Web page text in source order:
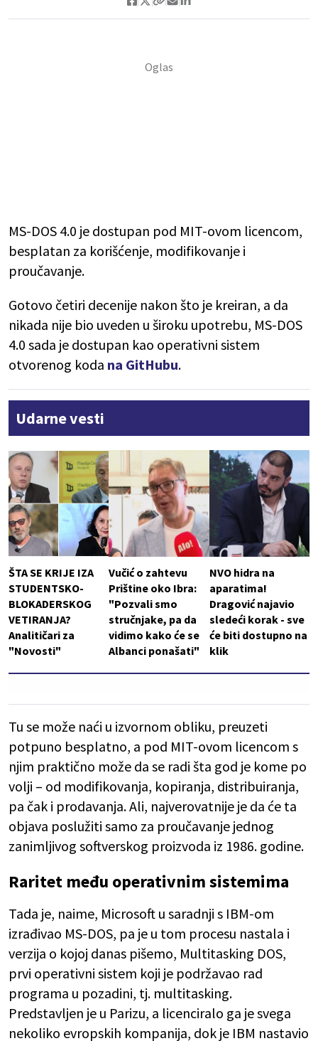
MS-DOS 4.0 je dostupan pod MIT-ovom licencom,
besplatan za korišćenje, modifikovanje i
proučavanje.
Gotovo četiri decenije nakon što je kreiran, a da
nikada nije bio uveden u široku upotrebu, MS-DOS
4.0 sada je dostupan kao operativni sistem
otvorenog koda na GitHubu.
Udarne vesti
ŠTA SE KRIJE IZA
STUDENTSKO-
BLOKADERSKOG
VETIRANJA?
Analitičari za
"Novosti"
Vučić o zahtevu
Prištine oko Ibra:
"Pozvali smo
stručnjake, pa da
vidimo kako će se
Albanci ponašati"
NVO hidra na
aparatima!
Dragović najavio
sledeći korak - sve
će biti dostupno na
klik
Tu se može naći u izvornom obliku, preuzeti
potpuno besplatno, a pod MIT-ovom licencom s
njim praktično može da se radi šta god je kome po
volji – od modifikovanja, kopiranja, distribuiranja,
pa čak i prodavanja. Ali, najverovatnije je da će ta
objava poslužiti samo za proučavanje jednog
zanimljivog softverskog proizvoda iz 1986. godine.
Raritet među operativnim sistemima
Tada je, naime, Microsoft u saradnji s IBM-om
izrađivao MS-DOS, pa je u tom procesu nastala i
verzija o kojoj danas pišemo, Multitasking DOS,
prvi operativni sistem koji je podržavao rad
programa u pozadini, tj. multitasking.
Predstavljen je u Parizu, a licenciralo ga je svega
nekoliko evropskih kompanija, dok je IBM nastavio